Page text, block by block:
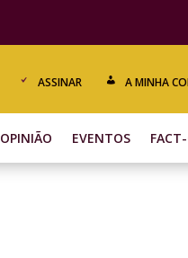
ASSINAR A MINHA
OPINIÃO EVENTOS